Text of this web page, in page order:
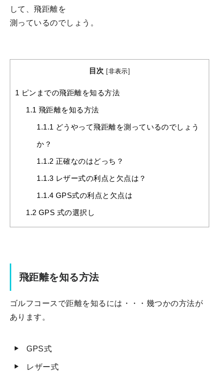
して、飛距離を
測っているのでしょう。
目次 [非表示]
1 ピンまでの飛距離を知る方法
1.1 飛距離を知る方法
1.1.1 どうやって飛距離を測っているのでしょう
か？
1.1.2 正確なのはどっち？
1.1.3 レザー式の利点と欠点は？
1.1.4 GPS式の利点と欠点は
1.2 GPS 式の選択し
飛距離を知る方法
ゴルフコースで距離を知るには・・・幾つかの方法が
あります。
GPS式
レザー式